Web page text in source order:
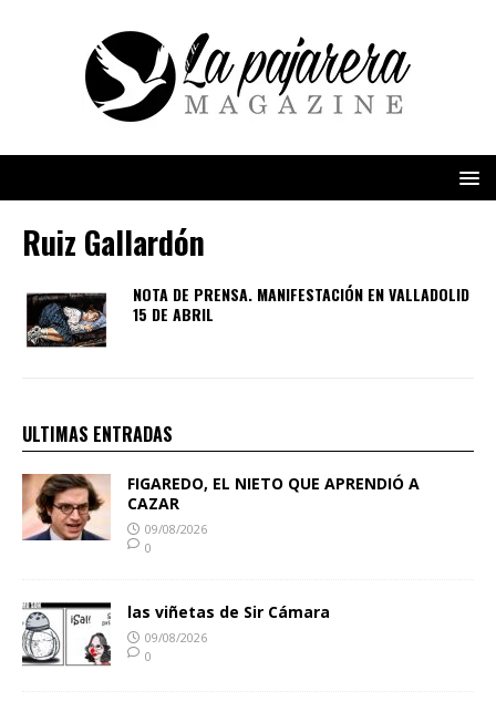
Ruiz Gallardón
NOTA DE PRENSA. MANIFESTACIÓN EN VALLADOLID
15 DE ABRIL
ULTIMAS ENTRADAS
FIGAREDO, EL NIETO QUE APRENDIÓ A
CAZAR
09/08/2026
0
las viñetas de Sir Cámara
09/08/2026
0